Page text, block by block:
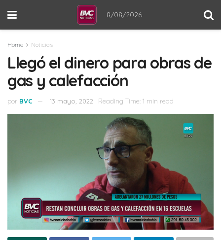
8/08/2026
Home Noticias
Llegó el dinero para obras de
gas y calefacción
por BVC 13 mayo, 2022 Reading Time: 1 min read